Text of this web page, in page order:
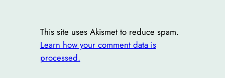
This site uses Akismet to reduce spam.
Learn how your comment data is
processed.